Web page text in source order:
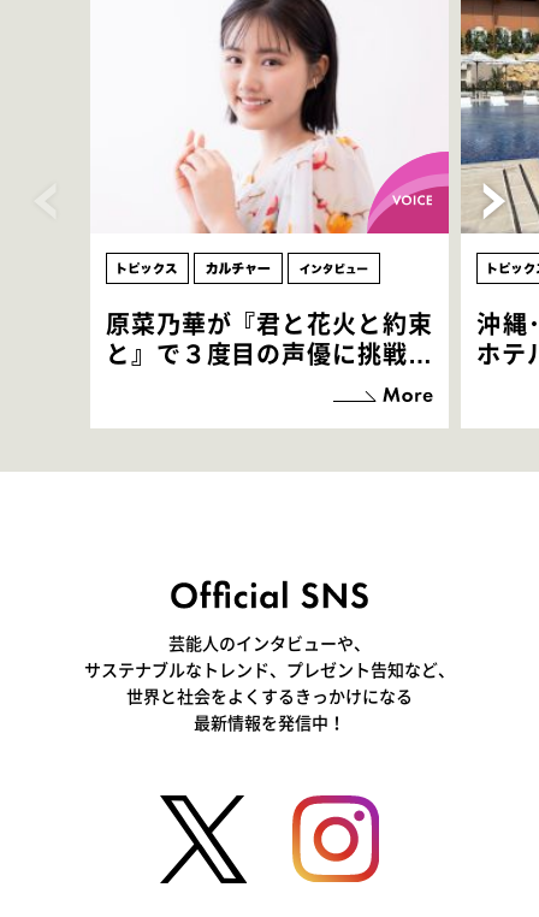
原菜乃華が『君と花火と約束
と』で３度目の声優に挑戦！
「お邪魔させてもらっている
感覚ですが､お芝居に没頭で
沖縄
ホテ
芸能人のインタビューや、
サステナブルなトレンド、プレゼント告知など、
世界と社会をよくするきっかけになる
最新情報を発信中！